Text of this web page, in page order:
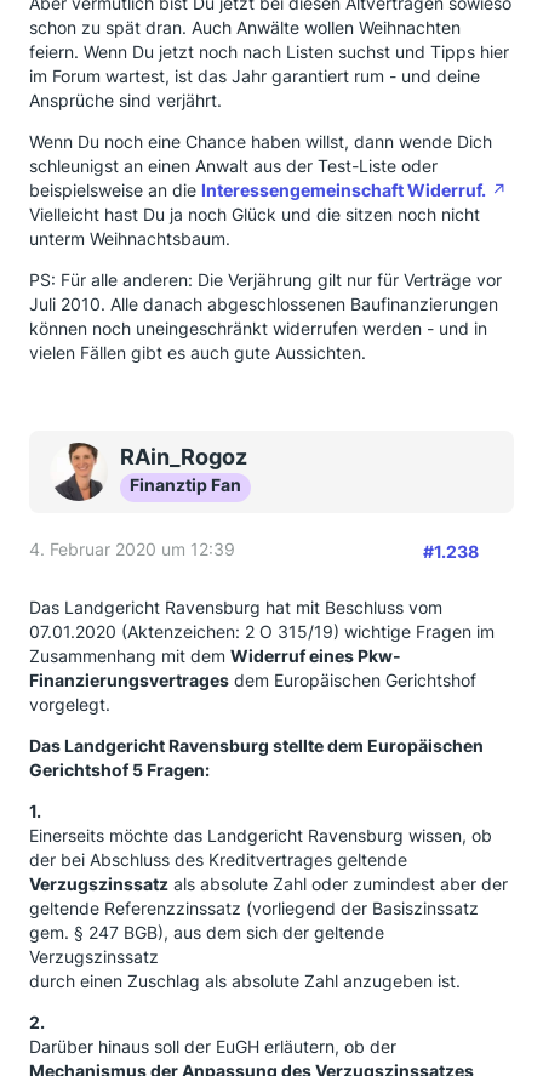
schon zu spät dran. Auch Anwälte wollen Weihnachten
feiern. Wenn Du jetzt noch nach Listen suchst und Tipps hier
im Forum wartest, ist das Jahr garantiert rum - und deine
Ansprüche sind verjährt.
Wenn Du noch eine Chance haben willst, dann wende Dich
schleunigst an einen Anwalt aus der Test-Liste oder
beispielsweise an die Interessengemeinschaft Widerruf.
Vielleicht hast Du ja noch Glück und die sitzen noch nicht
unterm Weihnachtsbaum.
PS: Für alle anderen: Die Verjährung gilt nur für Verträge vor
Juli 2010. Alle danach abgeschlossenen Baufinanzierungen
können noch uneingeschränkt widerrufen werden - und in
vielen Fällen gibt es auch gute Aussichten.
RAin_Rogoz
Finanztip Fan
4. Februar 2020 um 12:39 #1.238
Das Landgericht Ravensburg hat mit Beschluss vom
07.01.2020 (Aktenzeichen: 2 O 315/19) wichtige Fragen im
Zusammenhang mit dem Widerruf eines Pkw-
Finanzierungsvertrages dem Europäischen Gerichtshof
vorgelegt.
Das Landgericht Ravensburg stellte dem Europäischen
Gerichtshof 5 Fragen:
1.
Einerseits möchte das Landgericht Ravensburg wissen, ob
der bei Abschluss des Kreditvertrages geltende
Verzugszinssatz als absolute Zahl oder zumindest aber der
geltende Referenzzinssatz (vorliegend der Basiszinssatz
gem. § 247 BGB), aus dem sich der geltende
Verzugszinssatz
durch einen Zuschlag als absolute Zahl anzugeben ist.
2.
Darüber hinaus soll der EuGH erläutern, ob der
Mechanismus der Anpassung des Verzugszinssatzes